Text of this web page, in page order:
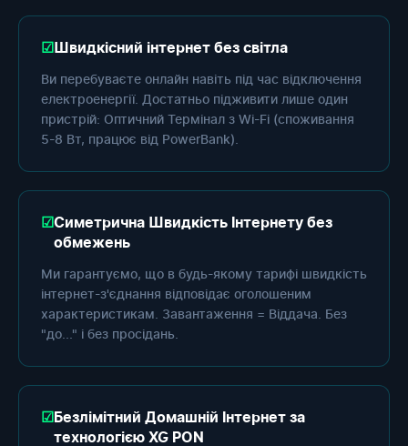
Швидкісний інтернет без світла
Ви перебуваєте онлайн навіть під час відключення
електроенергії. Достатньо підживити лише один
пристрій: Оптичний Термінал з Wi-Fi (споживання
5-8 Вт, працює від PowerBank).
Симетрична Швидкість Інтернету без
обмежень
Ми гарантуємо, що в будь-якому тарифі швидкість
інтернет-з'єднання відповідає оголошеним
характеристикам. Завантаження = Віддача. Без
"до..." і без просідань.
Безлімітний Домашній Інтернет за
технологією XG PON